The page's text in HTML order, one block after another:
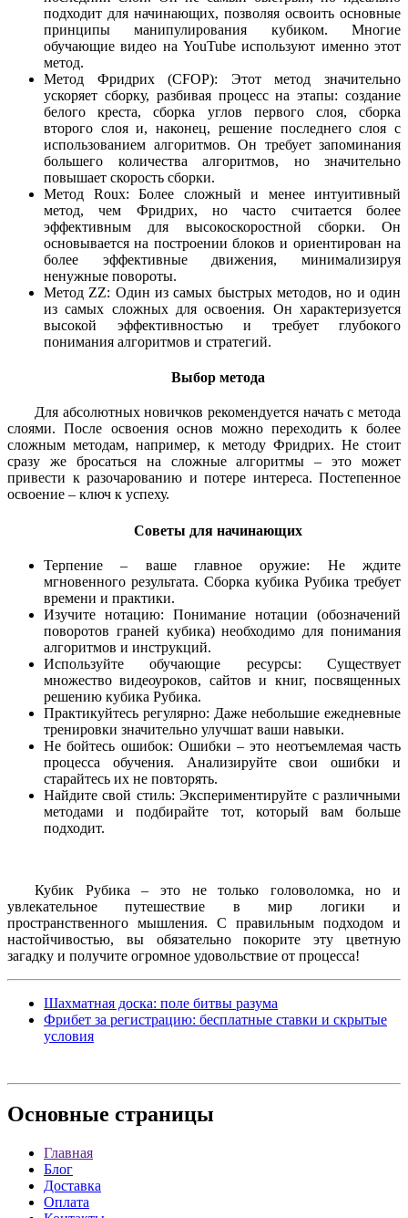
подходит для начинающих, позволяя освоить основные
принципы манипулирования кубиком. Многие
обучающие видео на YouTube используют именно этот
метод.
Метод Фридрих (CFOP): Этот метод значительно
ускоряет сборку, разбивая процесс на этапы: создание
белого креста, сборка углов первого слоя, сборка
второго слоя и, наконец, решение последнего слоя с
использованием алгоритмов. Он требует запоминания
большего количества алгоритмов, но значительно
повышает скорость сборки.
Метод Roux: Более сложный и менее интуитивный
метод, чем Фридрих, но часто считается более
эффективным для высокоскоростной сборки. Он
основывается на построении блоков и ориентирован на
более эффективные движения, минимализируя
ненужные повороты.
Метод ZZ: Один из самых быстрых методов, но и один
из самых сложных для освоения. Он характеризуется
высокой эффективностью и требует глубокого
понимания алгоритмов и стратегий.
Выбор метода
Для абсолютных новичков рекомендуется начать с метода
слоями. После освоения основ можно переходить к более
сложным методам, например, к методу Фридрих. Не стоит
сразу же бросаться на сложные алгоритмы – это может
привести к разочарованию и потере интереса. Постепенное
освоение – ключ к успеху.
Советы для начинающих
Терпение – ваше главное оружие: Не ждите
мгновенного результата. Сборка кубика Рубика требует
времени и практики.
Изучите нотацию: Понимание нотации (обозначений
поворотов граней кубика) необходимо для понимания
алгоритмов и инструкций.
Используйте обучающие ресурсы: Существует
множество видеоуроков, сайтов и книг, посвященных
решению кубика Рубика.
Практикуйтесь регулярно: Даже небольшие ежедневные
тренировки значительно улучшат ваши навыки.
Не бойтесь ошибок: Ошибки – это неотъемлемая часть
процесса обучения. Анализируйте свои ошибки и
старайтесь их не повторять.
Найдите свой стиль: Экспериментируйте с различными
методами и подбирайте тот, который вам больше
подходит.
Кубик Рубика – это не только головоломка, но и
увлекательное путешествие в мир логики и
пространственного мышления. С правильным подходом и
настойчивостью, вы обязательно покорите эту цветную
загадку и получите огромное удовольствие от процесса!
Шахматная доска: поле битвы разума
Фрибет за регистрацию: бесплатные ставки и скрытые
условия
Основные страницы
Главная
Блог
Доставка
Оплата